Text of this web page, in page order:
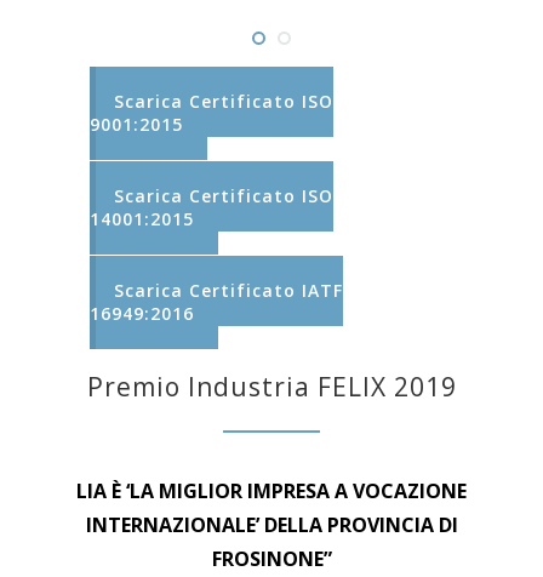
Scarica Certificato ISO
9001:2015
Scarica Certificato ISO
14001:2015
Scarica Certificato IATF
16949:2016
Premio Industria FELIX 2019
LIA È ‘LA MIGLIOR IMPRESA A VOCAZIONE
INTERNAZIONALE’ DELLA PROVINCIA DI
FROSINONE”